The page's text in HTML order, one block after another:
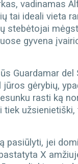
vadinamas
tai ideali vieta
stebėtojai
gyvena
Guardamar del
gėrybių,
rasti ką
pasiūlyti, jei
X